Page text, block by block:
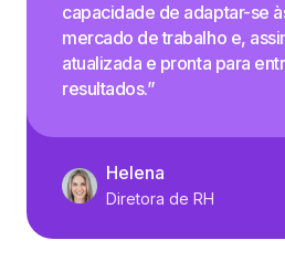
capacidade de adaptar-se
mercado de trabalho e,
atualizada e pronta para
resultados.”
Helena
Diretora de RH